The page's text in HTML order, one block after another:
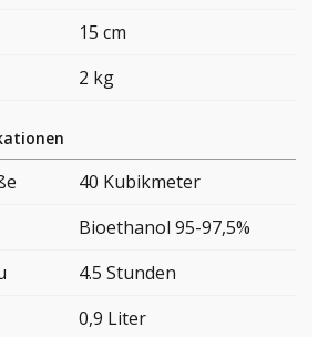
15 cm
2 kg
40 Kubikmeter
Bioethanol 95-97,5%
4.5 Stunden
0,9 Liter